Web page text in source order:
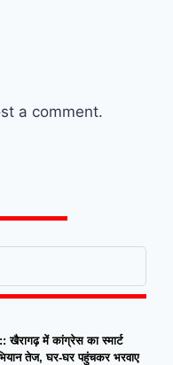
a comment.
खैरागढ़ में कांग्रेस का स्मार्ट
तेज, घर-घर पहुंचकर भरवाए